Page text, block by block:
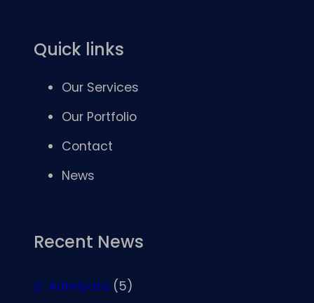
Quick links
Our Services
Our Portfolio
Contact
News
Recent News
Adiwiyata (5)